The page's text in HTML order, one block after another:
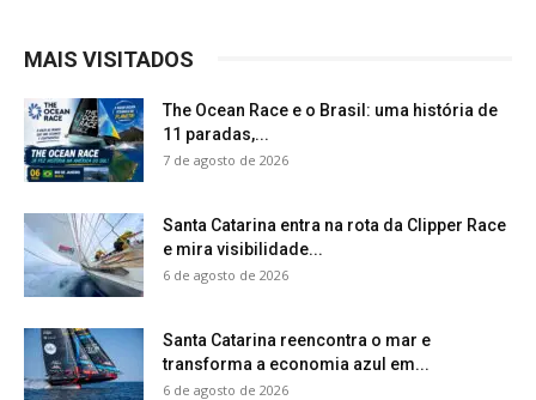
MAIS VISITADOS
The Ocean Race e o Brasil: uma história de
11 paradas,...
7 de agosto de 2026
Santa Catarina entra na rota da Clipper Race
e mira visibilidade...
6 de agosto de 2026
Santa Catarina reencontra o mar e
transforma a economia azul em...
6 de agosto de 2026